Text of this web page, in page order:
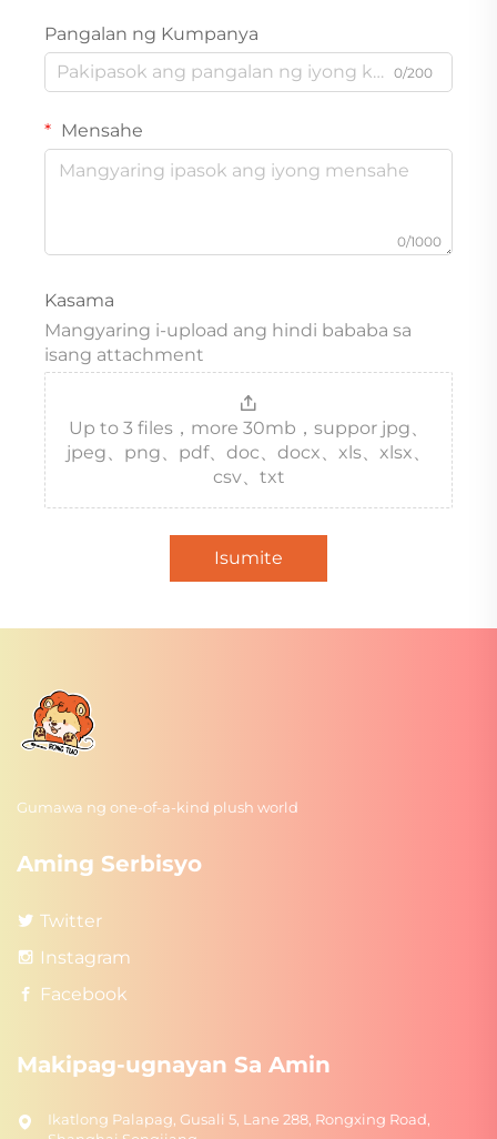
Pangalan ng Kumpanya
0/200
Mensahe
0/1000
Kasama
Mangyaring i-upload ang hindi bababa sa
isang attachment
Up to 3 files，more 30mb，suppor jpg、
jpeg、png、pdf、doc、docx、xls、xlsx、
csv、txt
Isumite
Gumawa ng one-of-a-kind plush world
Aming Serbisyo
Twitter
Instagram
Facebook
Makipag-ugnayan Sa Amin
Ikatlong Palapag, Gusali 5, Lane 288, Rongxing Road,